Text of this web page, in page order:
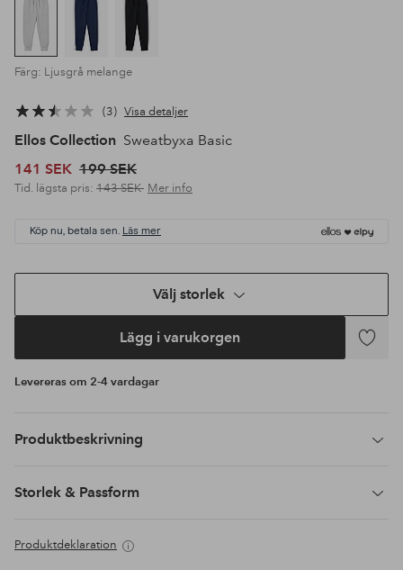
Färg: Ljusgrå melange
3 Visa detaljer
Ellos Collection Sweatbyxa Basic
141 SEK 199 SEK
Tid. lägsta pris: 143 SEK Mer info
Köp nu, betala sen. Läs mer
Välj storlek
Lägg i varukorgen
Lägg
Levereras om 2-4 vardagar
Produktbeskrivning
Storlek & Passform
Produktdeklaration